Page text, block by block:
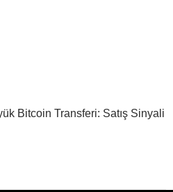
Bitcoin Transferi: Satış Sinyali